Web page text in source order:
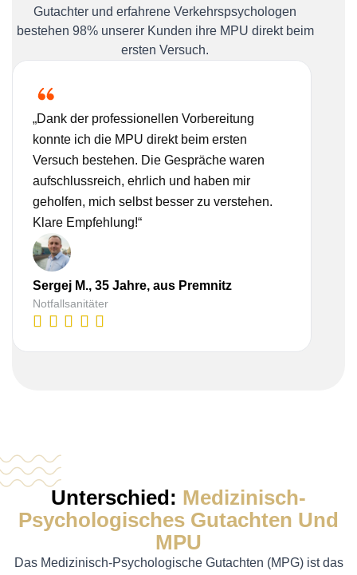
Gutachter und erfahrene Verkehrspsychologen
bestehen 98% unserer Kunden ihre MPU direkt beim
ersten Versuch.
„Dank der professionellen Vorbereitung
konnte ich die MPU direkt beim ersten
Versuch bestehen. Die Gespräche waren
aufschlussreich, ehrlich und haben mir
geholfen, mich selbst besser zu verstehen.
Klare Empfehlung!“
Sergej M., 35 Jahre, aus Premnitz
Notfallsanitäter
Unterschied: Medizinisch-
Psychologisches Gutachten Und
MPU
Das Medizinisch-Psychologische Gutachten (MPG) ist das